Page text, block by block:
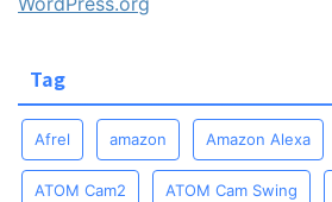
Tag
Afrel amazon Amazon Alexa
ATOM Cam2 ATOM Cam Swing